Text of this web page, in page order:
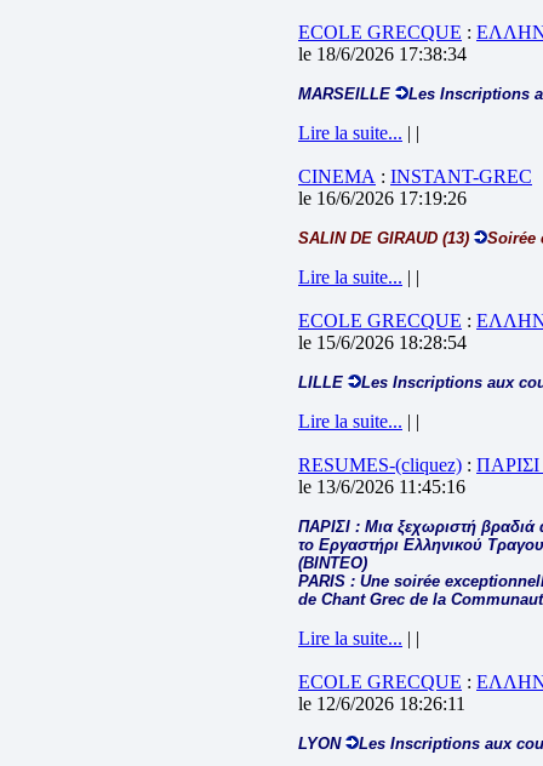
ECOLE GRECQUE :
le 18/6/2026 17:38:34
MARSEILLE Les Inscriptions
Lire la suite... | |
CINEMA : INSTANT-GREC
le 16/6/2026 17:19:26
SALIN DE GIRAUD (13) Soirée
Lire la suite... | |
ECOLE GRECQUE :
le 15/6/2026 18:28:54
LILLE Les Inscriptions aux
Lire la suite... | |
RESUMES-(cliquez) : ΠΑΡΙΣΙ
le 13/6/2026 11:45:16
ΠΑΡΙΣΙ : Μια ξεχωριστή βραδιά
το Εργαστήρι Ελληνικού
(ΒΙΝΤΕΟ)
PARIS : Une soirée
de Chant Grec de la
Lire la suite... | |
ECOLE GRECQUE :
le 12/6/2026 18:26:11
LYON Les Inscriptions aux